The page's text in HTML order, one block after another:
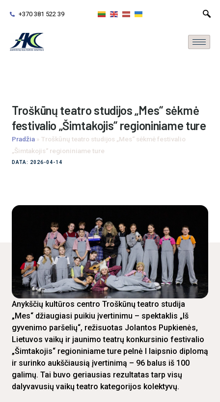
+370 381 522 39
Troškūnų teatro studijos „Mes“ sėkmė
festivalio „Šimtakojis“ regioniniame ture
Pradžia » Troškūnų teatro studijos „Mes“ sėkmė festivalio
„Šimtakojis“ regioniniame ture
DATA: 2026-04-14
Anykščių kultūros centro Troškūnų teatro studija
„Mes“ džiaugiasi puikiu įvertinimu – spektaklis „Iš
gyvenimo paršelių“, režisuotas Jolantos Pupkienės,
Lietuvos vaikų ir jaunimo teatrų konkursinio festivalio
„Šimtakojis“ regioniniame ture pelnė I laipsnio diplomą
ir surinko aukščiausią įvertinimą – 96 balus iš 100
galimų. Tai buvo geriausias rezultatas tarp visų
dalyvavusių vaikų teatro kategorijos kolektyvų.